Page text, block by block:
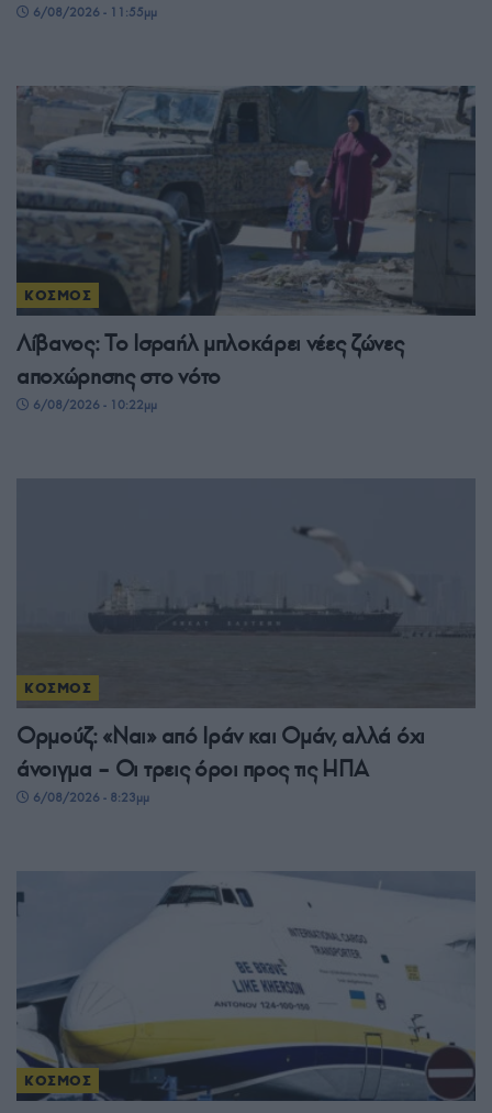
6/08/2026 - 11:55μμ
ΚΟΣΜΟΣ
Λίβανος: Το Ισραήλ μπλοκάρει νέες ζώνες
αποχώρησης στο νότο
6/08/2026 - 10:22μμ
ΚΟΣΜΟΣ
Ορμούζ: «Ναι» από Ιράν και Ομάν, αλλά όχι
άνοιγμα – Οι τρεις όροι προς τις ΗΠΑ
6/08/2026 - 8:23μμ
ΚΟΣΜΟΣ